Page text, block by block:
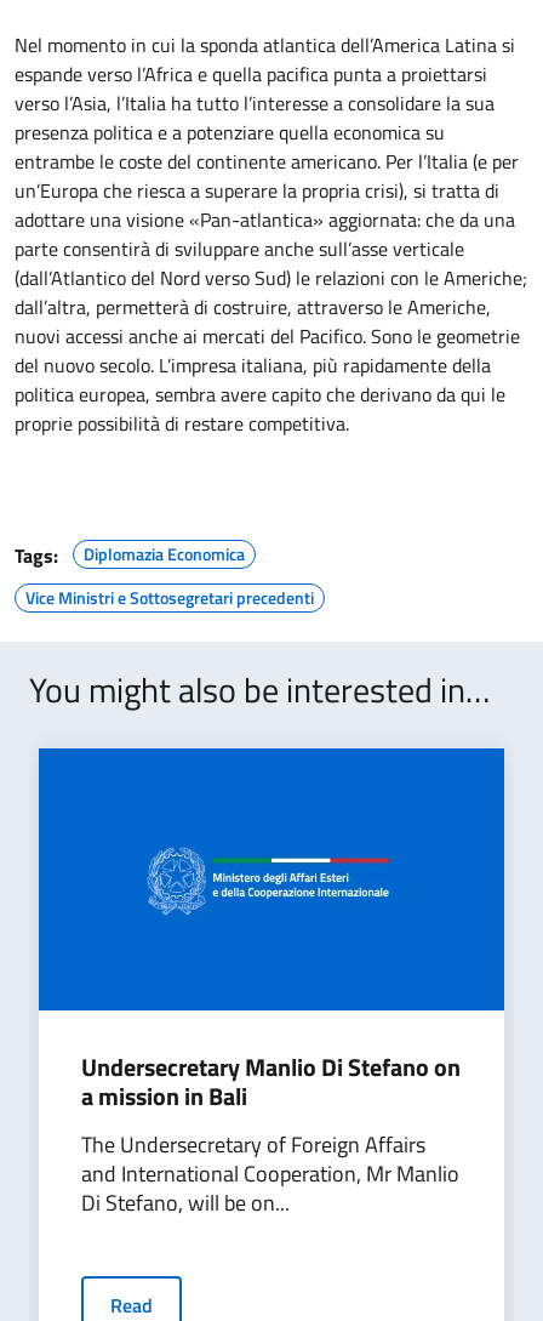
Nel momento in cui la sponda atlantica dell’America Latina si
espande verso l’Africa e quella pacifica punta a proiettarsi
verso l’Asia, l’Italia ha tutto l’interesse a consolidare la sua
presenza politica e a potenziare quella economica su
entrambe le coste del continente americano. Per l’Italia (e per
un’Europa che riesca a superare la propria crisi), si tratta di
adottare una visione «Pan-atlantica» aggiornata: che da una
parte consentirà di sviluppare anche sull’asse verticale
(dall’Atlantico del Nord verso Sud) le relazioni con le Americhe;
dall’altra, permetterà di costruire, attraverso le Americhe,
nuovi accessi anche ai mercati del Pacifico. Sono le geometrie
del nuovo secolo. L’impresa italiana, più rapidamente della
politica europea, sembra avere capito che derivano da qui le
proprie possibilità di restare competitiva.
Tags:
Diplomazia Economica
Vice Ministri e Sottosegretari precedenti
You might also be interested in…
Undersecretary Manlio Di Stefano on
a mission in Bali
The Undersecretary of Foreign Affairs
and International Cooperation, Mr Manlio
Di Stefano, will be on...
Read